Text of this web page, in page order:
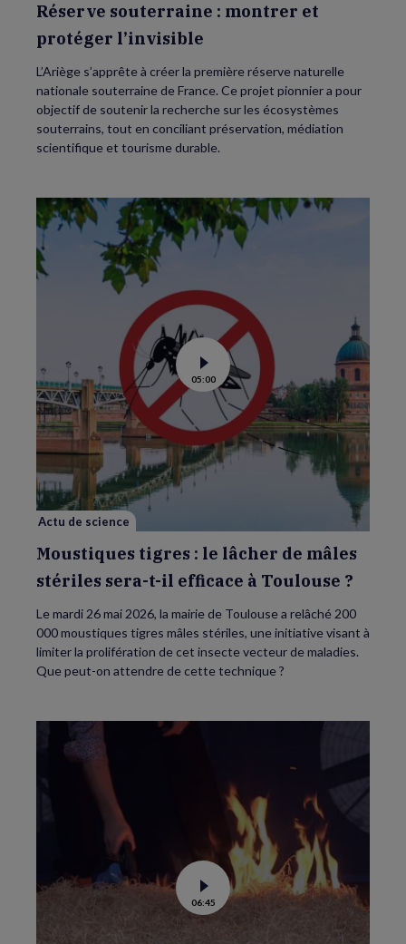
Réserve souterraine : montrer et
protéger l’invisible
L’Ariège s’apprête à créer la première réserve naturelle
nationale souterraine de France. Ce projet pionnier a pour
objectif de soutenir la recherche sur les écosystèmes
souterrains, tout en conciliant préservation, médiation
scientifique et tourisme durable.
Voir
la
vidéo
de
Moustiques
tigres
le
lâcher
de
il
efficace
à
Toulouse
?
05:00
Actu de science
Moustiques tigres : le lâcher de mâles
stériles sera-t-il efficace à Toulouse ?
Le mardi 26 mai 2026, la mairie de Toulouse a relâché 200
000 moustiques tigres mâles stériles, une initiative visant à
limiter la prolifération de cet insecte vecteur de maladies.
Que peut-on attendre de cette technique ?
Voir
la
vidéo
de
06:45